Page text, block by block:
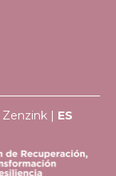
Zenzink | ES